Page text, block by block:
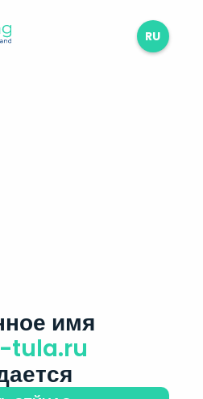
RU
имя
tula.ru